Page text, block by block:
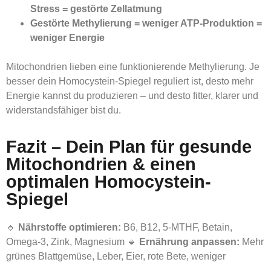
Stress = gestörte Zellatmung
Gestörte Methylierung = weniger ATP-Produktion =
weniger Energie
Mitochondrien lieben eine funktionierende Methylierung. Je
besser dein Homocystein-Spiegel reguliert ist, desto mehr
Energie kannst du produzieren – und desto fitter, klarer und
widerstandsfähiger bist du.
Fazit – Dein Plan für gesunde
Mitochondrien & einen
optimalen Homocystein-
Spiegel
🔹 Nährstoffe optimieren: B6, B12, 5-MTHF, Betain,
Omega-3, Zink, Magnesium 🔹
Ernährung anpassen: Mehr
grünes Blattgemüse, Leber, Eier, rote Bete, weniger